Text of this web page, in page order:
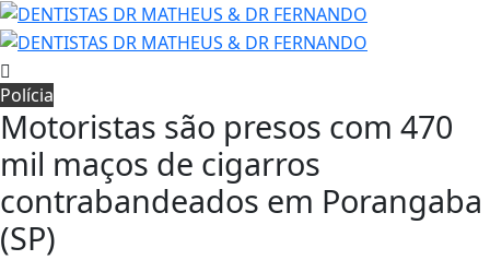
Polícia
Motoristas são presos com 470
mil maços de cigarros
contrabandeados em Porangaba
(SP)